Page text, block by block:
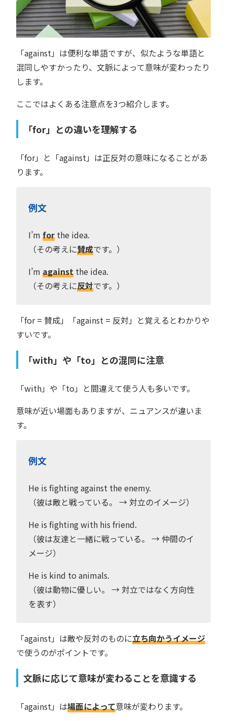
「against」は便利な単語ですが、似たような単語と
混同しやすかったり、文脈によって意味が変わったり
します。
ここではよくある注意点を3つ紹介します。
「for」との違いを理解する
「for」と「against」は正反対の意味になることがあ
ります。
例文
I’m for the idea.
（その考えに賛成です。）
I’m against the idea.
（その考えに反対です。）
「for = 賛成」「against = 反対」と覚えるとわかりや
すいです。
「with」や「to」との混同に注意
「with」や「to」と間違えて使う人も多いです。
意味が近い場面もありますが、ニュアンスが違いま
す。
例文
He is fighting against the enemy.
（彼は敵と戦っている。 → 対立のイメージ）
He is fighting with his friend.
（彼は友達と一緒に戦っている。 → 仲間のイ
メージ）
He is kind to animals.
（彼は動物に優しい。 → 対立ではなく方向性
を表す）
「against」は敵や反対のものに立ち向かうイメージ
で使うのがポイントです。
文脈に応じて意味が変わることを意識する
「against」は場面によって意味が変わります。